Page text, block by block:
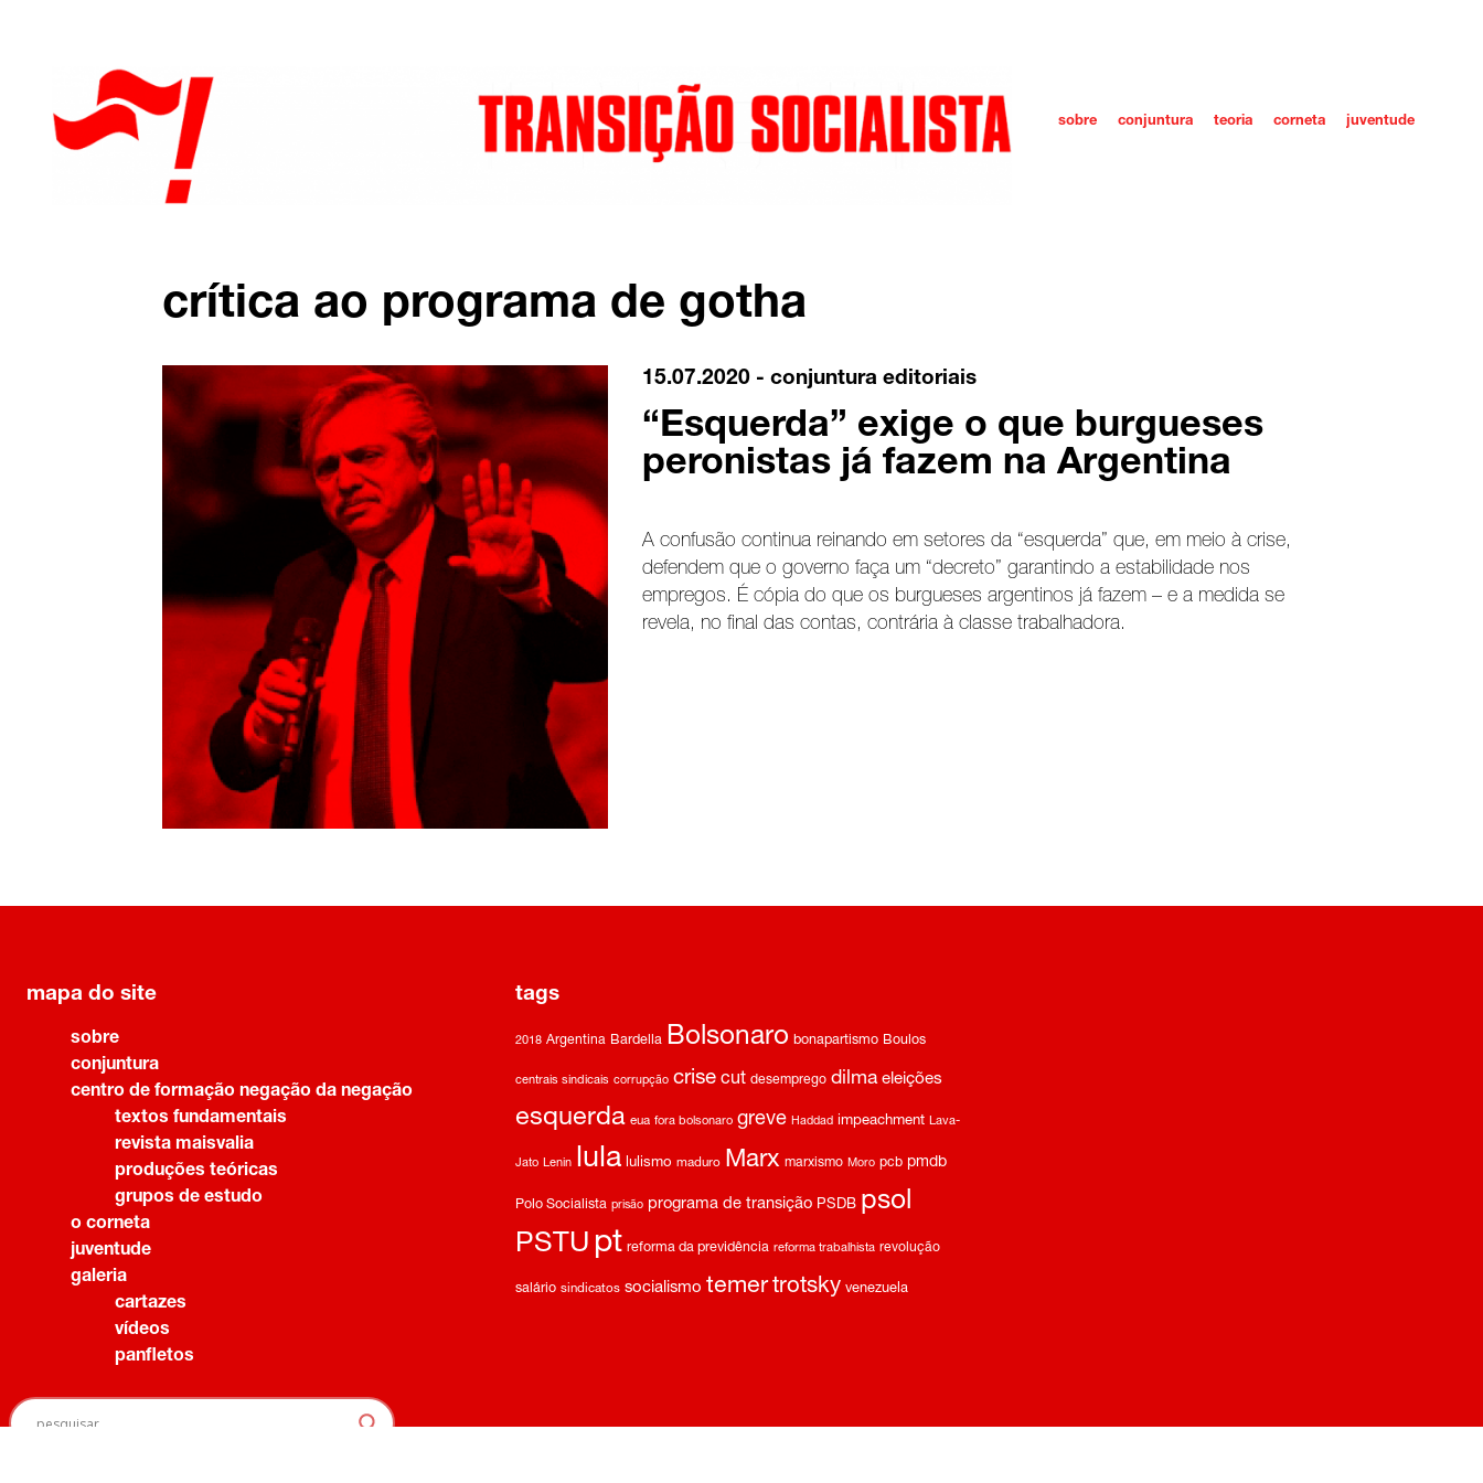
sobre conjuntura teoria corneta juventude
crítica ao programa de gotha
15.07.2020 - conjuntura editoriais
“Esquerda” exige o que burgueses
peronistas já fazem na Argentina
A confusão continua reinando em setores da “esquerda” que, em meio à crise,
defendem que o governo faça um “decreto” garantindo a estabilidade nos
empregos. É cópia do que os burgueses argentinos já fazem – e a medida se
revela, no final das contas, contrária à classe trabalhadora.
mapa do site
sobre
conjuntura
centro de formação negação da negação
textos fundamentais
revista maisvalia
produções teóricas
grupos de estudo
o corneta
juventude
galeria
cartazes
vídeos
panfletos
tags
2018 Argentina Bardella Bolsonaro bonapartismo Boulos
centrais sindicais corrupção crise cut desemprego dilma eleições
esquerda eua fora bolsonaro greve Haddad impeachment Lava-
Jato Lenin lula lulismo maduro Marx marxismo Moro pcb pmdb
Polo Socialista prisão programa de transição PSDB psol
PSTU pt reforma da previdência reforma trabalhista revolução
salário sindicatos socialismo temer trotsky venezuela